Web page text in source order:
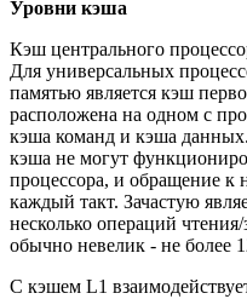
Уровни кэша
Кэш центрального
Для универсальных
памятью является кэш
расположена на одном с
кэша команд и кэша
кэша не могут
процессора, и обращение к
каждый такт. Зачастую
несколько операций
обычно невелик - не более
С кэшем L1